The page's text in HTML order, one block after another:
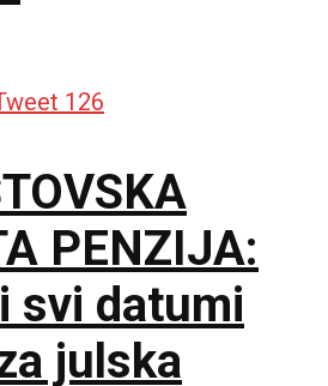
126
PENZIJA:
svi datumi
julska